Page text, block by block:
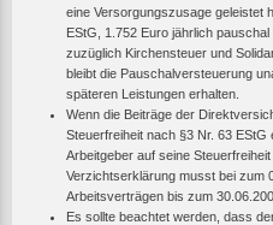
eine Versorgungszusage geleistet
EStG, 1.752 Euro jährlich
zuzüglich Kirchensteuer und
bleibt die Pauschalversteuerung
späteren Leistungen erhalten.
Wenn die Beiträge der
Steuerfreiheit nach §3 Nr. 63
Arbeitgeber auf seine
Verzichtserklärung musst bei zum
Arbeitsverträgen bis zum
Es sollte beachtet werden, dass